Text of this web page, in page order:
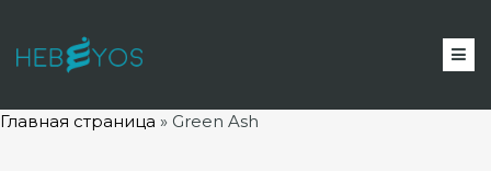
Главная страница » Green Ash